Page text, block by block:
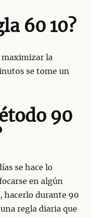
60 10?
maximizar la
se tome un
90
se hace lo
en algún
hacerlo durante 90
regla diaria que